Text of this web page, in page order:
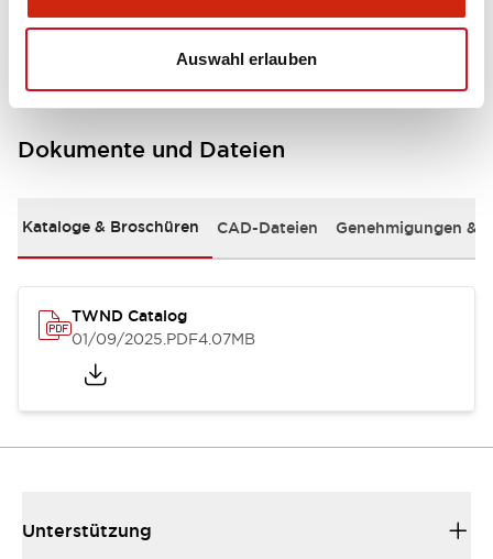
Auswahl erlauben
Mounting and Installation Specifications
Dokumente und Dateien
Kataloge & Broschüren CAD-Dateien Genehmigungen &
TWND Catalog
01/09/2025.PDF4.07MB
Unterstützung